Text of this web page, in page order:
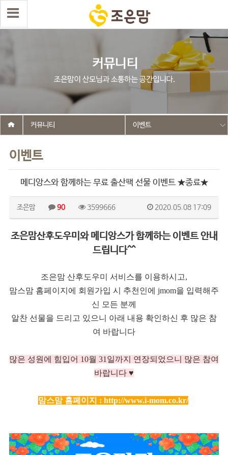
이벤트
커뮤니티 이벤트
메디앙스와 함께하는 무료 출산팩 선물 이벤트 ★종료★
조은맘 90 3599666 2020.05.08 17:09
조은맘산후도우미와 메디앙스가 함께하는 이벤트 안내
드립니다^^
조은맘 산후도우미 서비스를 이용하시고,
맘스맘 홈페이지에 회원가입 시 추천인에 jmom을 입력해주
신 모든 분께
알찬 선물을 드리고 있으니 아래 내용 확인하신 후 많은 참
여 바랍니다
많은 성원에 힘입어 10월 31일까지 연장되었으니 많은 참여
바랍니다 ♥
맘스맘 홈페이지 : http://www.i-mom.co.kr/